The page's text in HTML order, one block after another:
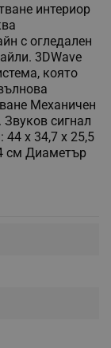
интериор
с огледален
3DWave
която
Механичен
сигнал
44 x 34,7 x 25,5
см Диаметър